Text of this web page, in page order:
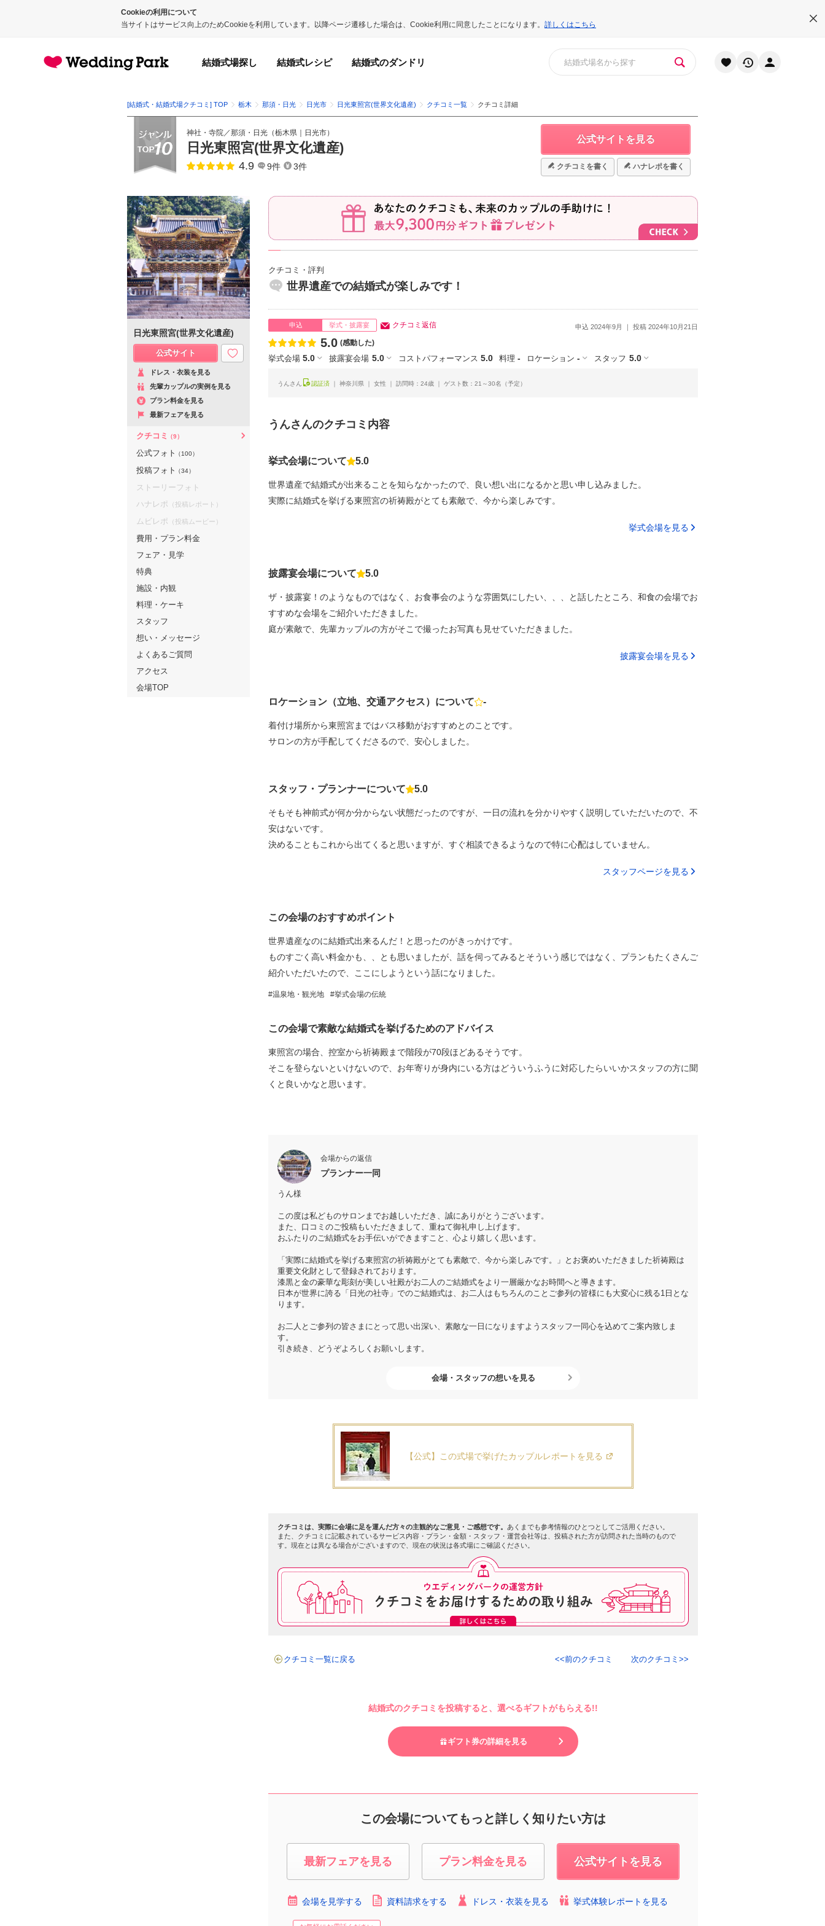
Cookieの利用について
当サイトはサービス向上のためCookieを利用しています。以降ページ遷移した場合は、Cookie利用に同意したことになります。 詳しくはこちら
結婚式場探し 結婚式レシピ 結婚式のダンドリ
[結婚式・結婚式場クチコミ] TOP 栃木 那須・日光 日光市 日光東照宮(世界文化遺産) クチコミ一覧 クチコミ詳細
神社・寺院／那須・日光 （栃木県 日光市）
日光東照宮(世界文化遺産)
点数
4.9 9件 3件
公式サイトを見る
クチコミを書く ハナレポを書く
クチコミ・評判
世界遺産での結婚式が楽しみです！
申込 挙式・披露宴 クチコミ返信 申込 2024年9月 投稿 2024年10月21日
点数
5.0 (感動した)
挙式会場 5.0 披露宴会場 5.0 コストパフォーマンス 5.0 料理 - ロケーション - スタッフ 5.0
うんさん 認証済 神奈川県 女性 訪問時：24歳 ゲスト数：21～30名 （予定）
うんさんのクチコミ内容
挙式会場について 点数
5.0
世界遺産で結婚式が出来ることを知らなかったので、良い想い出になるかと思い申し込みました。
実際に結婚式を挙げる東照宮の祈祷殿がとても素敵で、今から楽しみです。
挙式会場を見る
披露宴会場について 点数
5.0
ザ・披露宴！のようなものではなく、お食事会のような雰囲気にしたい、、、と話したところ、和食の会場でお
すすめな会場をご紹介いただきました。
庭が素敵で、先輩カップルの方がそこで撮ったお写真も見せていただきました。
披露宴会場を見る
ロケーション（立地、交通アクセス）について 点数
-
着付け場所から東照宮まではバス移動がおすすめとのことです。
サロンの方が手配してくださるので、安心しました。
スタッフ・プランナーについて 点数
5.0
そもそも神前式が何か分からない状態だったのですが、一日の流れを分かりやすく説明していただいたので、不
安はないです。
決めることもこれから出てくると思いますが、すぐ相談できるようなので特に心配はしていません。
スタッフページを見る
この会場のおすすめポイント
世界遺産なのに結婚式出来るんだ！と思ったのがきっかけです。
ものすごく高い料金かも、、とも思いましたが、話を伺ってみるとそういう感じではなく、プランもたくさんご
紹介いただいたので、ここにしようという話になりました。
温泉地・観光地 挙式会場の伝統
この会場で素敵な結婚式を挙げるためのアドバイス
東照宮の場合、控室から祈祷殿まで階段が70段ほどあるそうです。
そこを登らないといけないので、お年寄りが身内にいる方はどういうふうに対応したらいいかスタッフの方に聞
くと良いかなと思います。
会場からの返信
プランナー一同
うん様
この度は私どものサロンまでお越しいただき、誠にありがとうございます。
また、口コミのご投稿もいただきまして、重ねて御礼申し上げます。
おふたりのご結婚式をお手伝いができますこと、心より嬉しく思います。
「実際に結婚式を挙げる東照宮の祈祷殿がとても素敵で、今から楽しみです。」とお褒めいただきました祈祷殿は
重要文化財として登録されております。
漆黒と金の豪華な彫刻が美しい社殿がお二人のご結婚式をより一層厳かなお時間へと導きます。
日本が世界に誇る「日光の社寺」でのご結婚式は、お二人はもちろんのことご参列の皆様にも大変心に残る1日とな
ります。
お二人とご参列の皆さまにとって思い出深い、素敵な一日になりますようスタッフ一同心を込めてご案内致しま
す。
引き続き、どうぞよろしくお願いします。
会場・スタッフの想いを見る
【公式】この式場で挙げたカップルレポートを見る
クチコミは、実際に会場に足を運んだ方々の主観的なご意見・ご感想です。 あくまでも参考情報のひとつとしてご活用ください。
また、クチコミに記載されているサービス内容・プラン・金額・スタッフ・運営会社等は、投稿された方が訪問された当時のもので
す。現在とは異なる場合がございますので、現在の状況は各式場にご確認ください。
クチコミ一覧に戻る 次のクチコミ
前のクチコミ
結婚式のクチコミを投稿すると、選べるギフトがもらえる!!
ギフト券の詳細を見る
この会場についてもっと詳しく知りたい方は
最新フェアを見る プラン料金を見る 公式サイトを見る
会場を見学する 資料請求をする ドレス・衣装を見る 挙式体験レポートを見る
日光東照宮(世界文化遺産)
公式サイト
ドレス・衣装を見る
先輩カップルの実例を見る
プラン料金を見る
最新フェアを見る
クチコミ （9）
公式フォト （100）
投稿フォト （34）
ストーリーフォト
ハナレポ （投稿レポート）
ムビレポ （投稿ムービー）
費用・プラン料金
フェア・見学
特典
施設・内観
料理・ケーキ
スタッフ
想い・メッセージ
よくあるご質問
アクセス
会場TOP